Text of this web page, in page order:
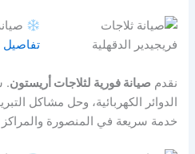
تفاصيل
نقدم صيانة فورية لثلاجات أريستون.
الدوائر الكهربائية، وحل مشاكل
خدمة سريعة في المنصورة والمراكز